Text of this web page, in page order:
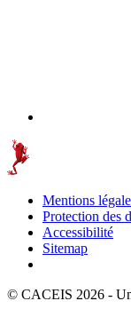
Mentions
Protection des
Accessibilité
Sitemap
© CACEIS 2026 -